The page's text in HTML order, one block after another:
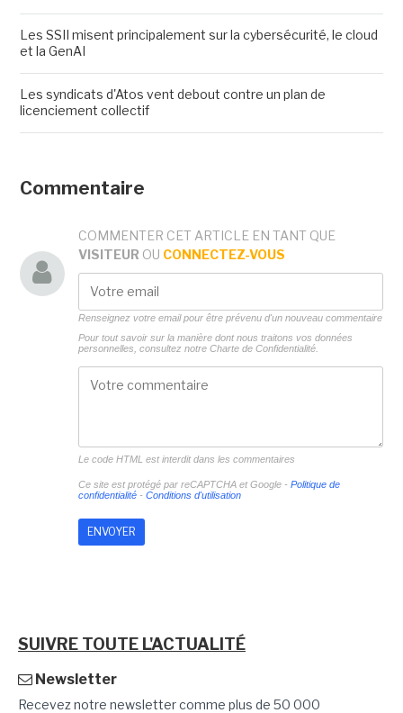
Les SSII misent principalement sur la cybersécurité, le cloud
et la GenAI
Les syndicats d'Atos vent debout contre un plan de
licenciement collectif
Commentaire
COMMENTER CET ARTICLE EN TANT QUE
VISITEUR OU CONNECTEZ-VOUS
Renseignez votre email pour être prévenu d'un nouveau commentaire
Pour tout savoir sur la manière dont nous traitons vos données
personnelles, consultez notre Charte de Confidentialité.
Le code HTML est interdit dans les commentaires
Ce site est protégé par reCAPTCHA et Google - Politique de
confidentialité- Conditions d'utilisation
SUIVRE TOUTE L'ACTUALITÉ
Newsletter
Recevez notre newsletter comme plus de 50 000